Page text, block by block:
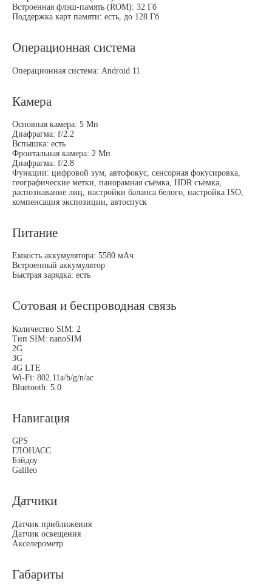
Встроенная флэш-память (ROM): 32 Гб
Поддержка карт памяти: есть, до 128 Гб
Операционная система
Операционная система: Android 11
Камера
Основная камера: 5 Мп
Диафрагма: f/2.2
Вспышка: есть
Фронтальная камера: 2 Мп
Диафрагма: f/2.8
Функции: цифровой зум, автофокус, сенсорная фокусировка,
географические метки, панорамная съёмка, HDR съёмка,
распознавание лиц, настройки баланса белого, настройка ISO,
компенсация экспозиции, автоспуск
Питание
Емкость аккумулятора: 5580 мАч
Встроенный аккумулятор
Быстрая зарядка: есть
Сотовая и беспроводная связь
Количество SIM: 2
Тип SIM: nanoSIM
2G
3G
4G LTE
Wi-Fi: 802.11a/b/g/n/ac
Bluetooth: 5.0
Навигация
GPS
ГЛОНАСС
Бэйдоу
Galileo
Датчики
Датчик приближения
Датчик освещения
Акселерометр
Габариты